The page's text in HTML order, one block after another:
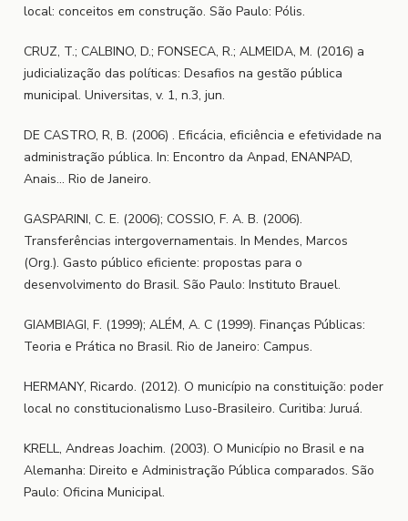
local: conceitos em construção. São Paulo: Pólis.
CRUZ, T.; CALBINO, D.; FONSECA, R.; ALMEIDA, M. (2016) a
judicialização das políticas: Desafios na gestão pública
municipal. Universitas, v. 1, n.3, jun.
DE CASTRO, R, B. (2006) . Eficácia, eficiência e efetividade na
administração pública. In: Encontro da Anpad, ENANPAD,
Anais... Rio de Janeiro.
GASPARINI, C. E. (2006); COSSIO, F. A. B. (2006).
Transferências intergovernamentais. In Mendes, Marcos
(Org.). Gasto público eficiente: propostas para o
desenvolvimento do Brasil. São Paulo: Instituto Brauel.
GIAMBIAGI, F. (1999); ALÉM, A. C (1999). Finanças Públicas:
Teoria e Prática no Brasil. Rio de Janeiro: Campus.
HERMANY, Ricardo. (2012). O município na constituição: poder
local no constitucionalismo Luso-Brasileiro. Curitiba: Juruá.
KRELL, Andreas Joachim. (2003). O Município no Brasil e na
Alemanha: Direito e Administração Pública comparados. São
Paulo: Oficina Municipal.